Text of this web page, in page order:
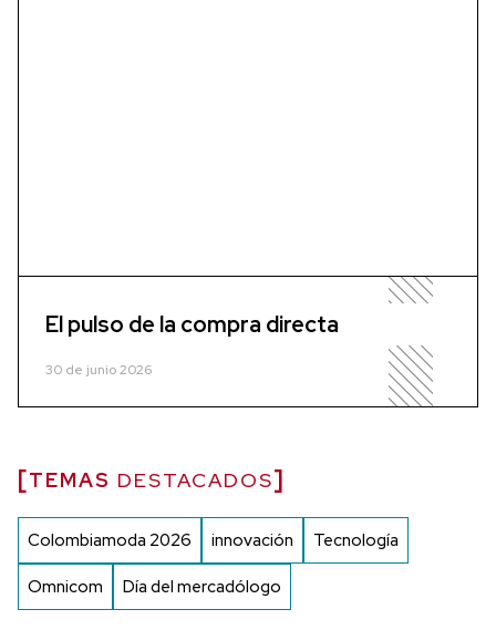
El pulso de la compra directa
30 de junio 2026
TEMAS DESTACADOS
Colombiamoda 2026 innovación Tecnología
Omnicom Día del mercadólogo